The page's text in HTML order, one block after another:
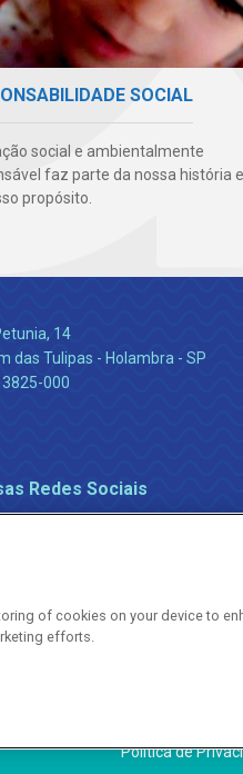
SOCIAL
social e ambientalmente
faz parte da nossa história e
propósito.
14
das Tulipas - Holambra - SP
000
Redes Sociais
Política de
of cookies on your device to
efforts.